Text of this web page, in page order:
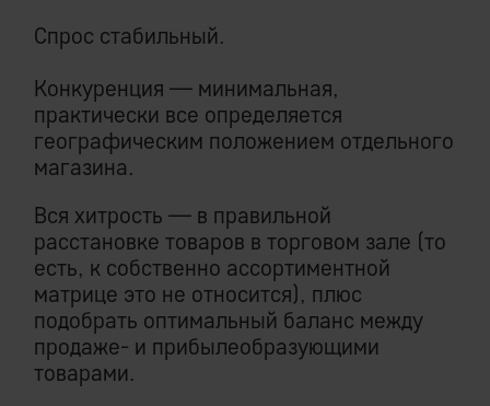
Спрос стабильный.
Конкуренция — минимальная,
практически все определяется
географическим положением отдельного
магазина.
Вся хитрость — в правильной
расстановке товаров в торговом зале (то
есть, к собственно ассортиментной
матрице это не относится), плюс
подобрать оптимальный баланс между
продаже- и прибылеобразующими
товарами.